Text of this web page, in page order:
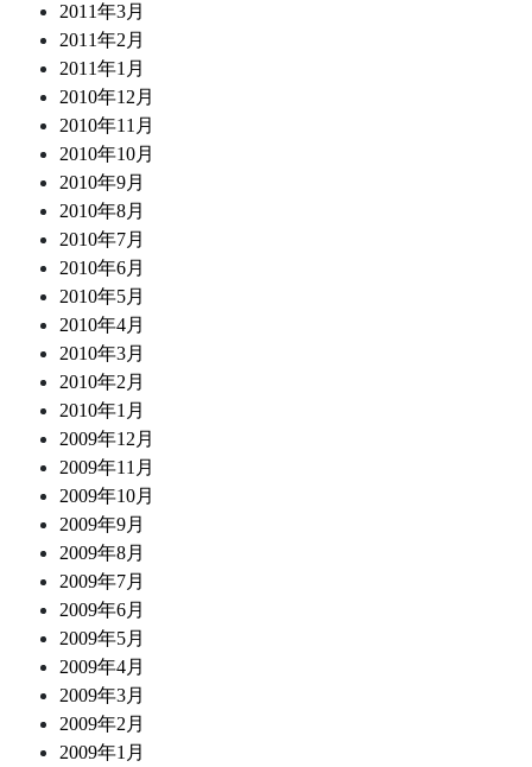
2011年3月
2011年2月
2011年1月
2010年12月
2010年11月
2010年10月
2010年9月
2010年8月
2010年7月
2010年6月
2010年5月
2010年4月
2010年3月
2010年2月
2010年1月
2009年12月
2009年11月
2009年10月
2009年9月
2009年8月
2009年7月
2009年6月
2009年5月
2009年4月
2009年3月
2009年2月
2009年1月